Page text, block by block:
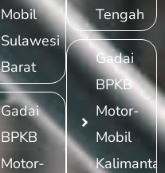
Mobil
Sulawesi
Barat
Gadai
BPKB
Motor-
Tengah
Gadai
BPKB
Motor-
Mobil